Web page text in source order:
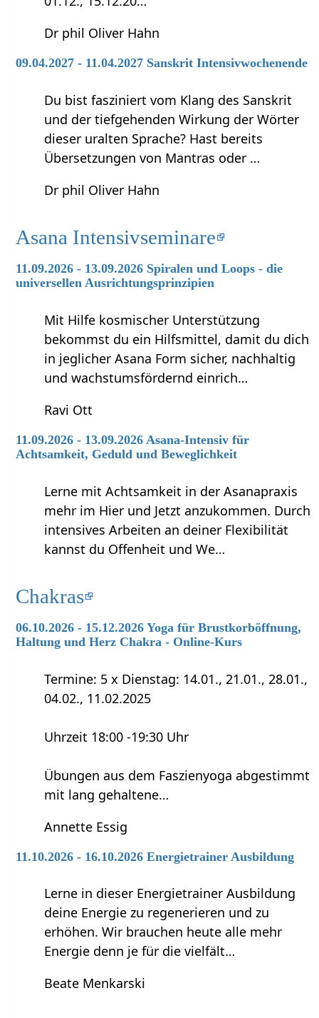
Dr phil Oliver Hahn
09.04.2027 - 11.04.2027 Sanskrit Intensivwochenende
Du bist fasziniert vom Klang des Sanskrit
und der tiefgehenden Wirkung der Wörter
dieser uralten Sprache? Hast bereits
Übersetzungen von Mantras oder …
Dr phil Oliver Hahn
Asana Intensivseminare
11.09.2026 - 13.09.2026 Spiralen und Loops - die
universellen Ausrichtungsprinzipien
Mit Hilfe kosmischer Unterstützung
bekommst du ein Hilfsmittel, damit du dich
in jeglicher Asana Form sicher, nachhaltig
und wachstumsfördernd einrich…
Ravi Ott
11.09.2026 - 13.09.2026 Asana-Intensiv für
Achtsamkeit, Geduld und Beweglichkeit
Lerne mit Achtsamkeit in der Asanapraxis
mehr im Hier und Jetzt anzukommen. Durch
intensives Arbeiten an deiner Flexibilität
kannst du Offenheit und We…
Chakras
06.10.2026 - 15.12.2026 Yoga für Brustkorböffnung,
Haltung und Herz Chakra - Online-Kurs
Termine: 5 x Dienstag: 14.01., 21.01., 28.01.,
04.02., 11.02.2025
Uhrzeit 18:00 -19:30 Uhr
Übungen aus dem Faszienyoga abgestimmt
mit lang gehaltene…
Annette Essig
11.10.2026 - 16.10.2026 Energietrainer Ausbildung
Lerne in dieser Energietrainer Ausbildung
deine Energie zu regenerieren und zu
erhöhen. Wir brauchen heute alle mehr
Energie denn je für die vielfält…
Beate Menkarski